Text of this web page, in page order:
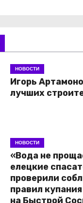
НОВОСТИ
Игорь
лучших
НОВОСТИ
«Вода не
елецкие
проверили
правил
на Быстрой